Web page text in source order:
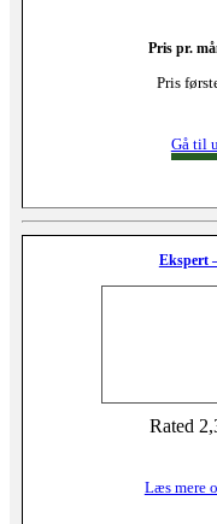
Pris pr.
Pris
Gå til
Ekspert
Rated
Læs mere